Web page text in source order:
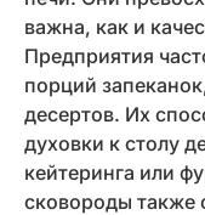
важна, как и
Предприятия
порций
десертов. Их
духовки к столу
кейтеринга или
сковороды также